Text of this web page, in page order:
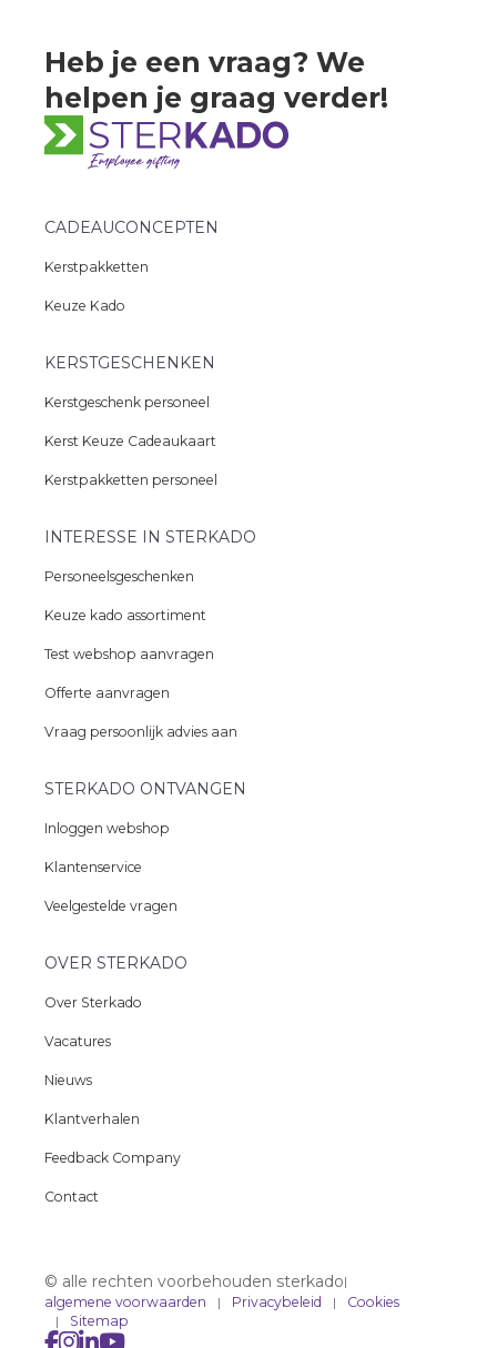
Heb je een vraag? We
helpen je graag verder!
CADEAUCONCEPTEN
Kerstpakketten
Keuze Kado
KERSTGESCHENKEN
Kerstgeschenk personeel
Kerst Keuze Cadeaukaart
Kerstpakketten personeel
INTERESSE IN STERKADO
Personeelsgeschenken
Keuze kado assortiment
Test webshop aanvragen
Offerte aanvragen
Vraag persoonlijk advies aan
STERKADO ONTVANGEN
Inloggen webshop
Klantenservice
Veelgestelde vragen
OVER STERKADO
Over Sterkado
Vacatures
Nieuws
Klantverhalen
Feedback Company
Contact
© alle rechten voorbehouden sterkado|
algemene voorwaarden Privacybeleid
Cookies
Sitemap